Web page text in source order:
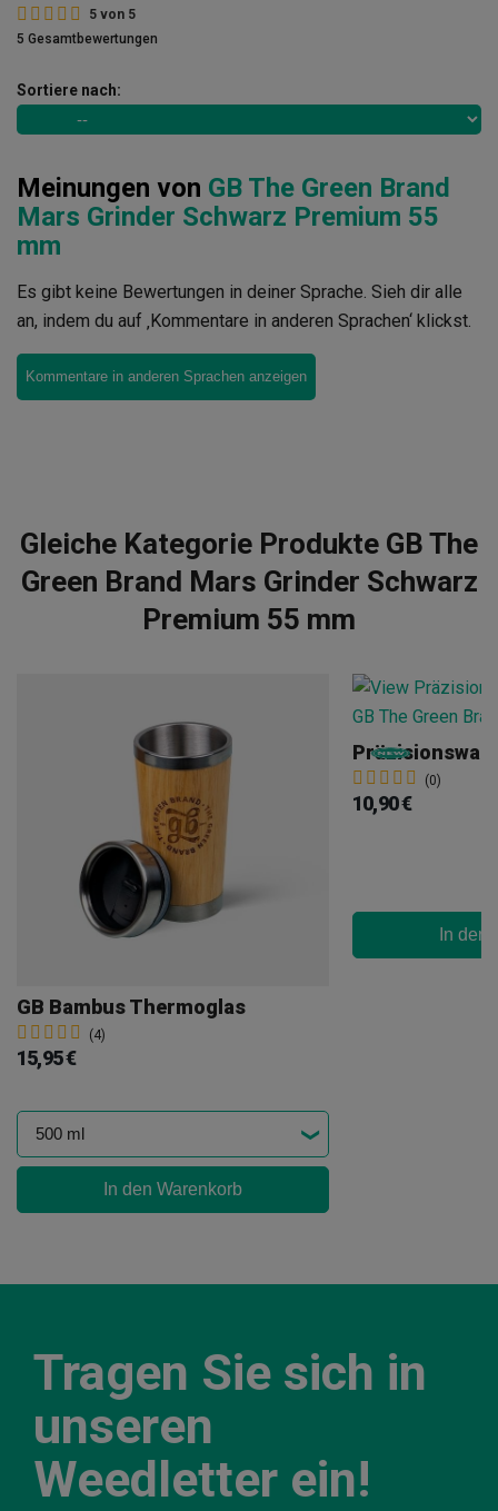
5 von 5
5 Gesamtbewertungen
Sortiere nach:
Meinungen von GB The Green Brand
Mars Grinder Schwarz Premium 55
mm
Es gibt keine Bewertungen in deiner Sprache. Sieh dir alle
an, indem du auf ‚Kommentare in anderen Sprachen‘ klickst.
Kommentare in anderen Sprachen anzeigen
Gleiche Kategorie Produkte GB The
Green Brand Mars Grinder Schwarz
Premium 55 mm
GB Bambus Thermoglas
(4)
15,95 €
In den Warenkorb
(0)
10,90 €
In den
Tragen Sie sich in
unseren
Weedletter ein!